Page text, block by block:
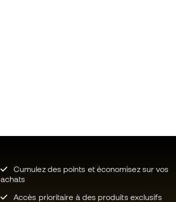
Cumulez des points et économisez sur vos
achats
Accès prioritaire à des produits exclusifs